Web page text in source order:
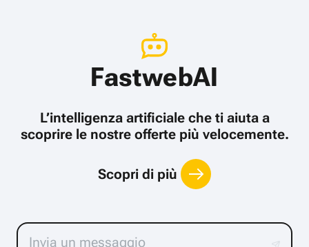
FastwebAI
L’intelligenza artificiale che ti aiuta a
scoprire le nostre offerte più velocemente.
Scopri di più